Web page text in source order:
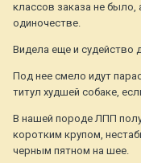
классов заказа не
одиночестве.
Видела еще и судейство
Под нее смело идут
титул худшей собаке,
В нашей породе ЛПП
коротким крупом,
черным пятном на шее.